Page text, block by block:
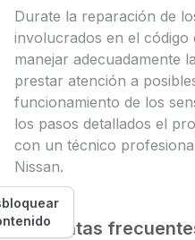
Durate la reparación de
involucrados en el código
manejar adecuadamente
prestar atención a
funcionamiento de los
los pasos detallados el
con un técnico
Nissan.
Preguntas